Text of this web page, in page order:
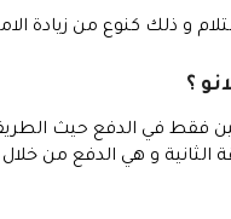
و ذلك كنوع من
؟
فقط في الدفع حيث
الثانية و هي الدفع من